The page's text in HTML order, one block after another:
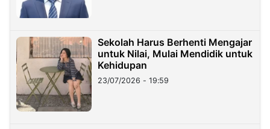
Sekolah Harus Berhenti Mengajar
untuk Nilai, Mulai Mendidik untuk
Kehidupan
23/07/2026 - 19:59